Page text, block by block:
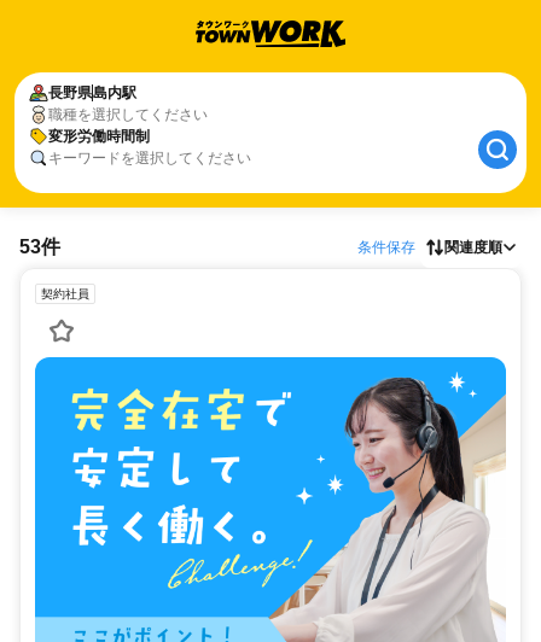
長野県島内駅
職種を選択してください
変形労働時間制
キーワードを選択してください
53件 条件保存 関連度順
契約社員